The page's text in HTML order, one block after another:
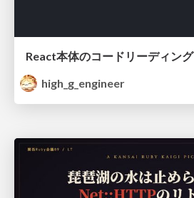
React本体のコードリーディング
high_g_engineer